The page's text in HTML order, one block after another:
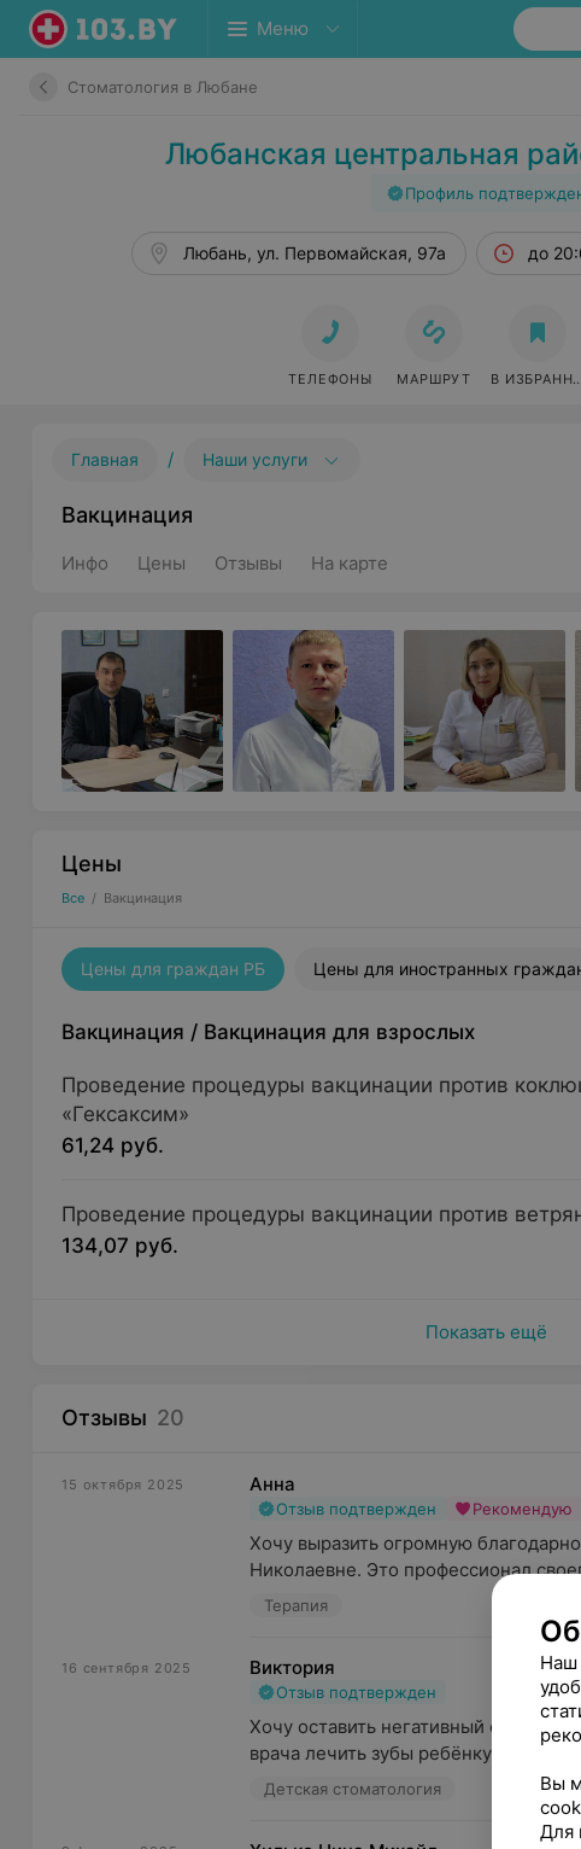
Меню
Стоматология в Любане
Любанская центральная
Профиль
Любань, ул. Первомайская, 97а до
ТЕЛЕФОНЫ МАРШРУТ В
Главная / Наши услуги
Вакцинация
Инфо Цены Отзывы На карте
Цены
Все / Вакцинация
Цены для граждан РБ Цены для иностранных
Вакцинация / Вакцинация для взрослых
Проведение процедуры вакцинации против
«Гексаксим»
61,24 руб.
Проведение процедуры вакцинации против
134,07 руб.
Показать ещё
Отзывы 20
15 октября 2025 Анна
Отзыв подтвержден Рекомендую
Хочу выразить огромную
Николаевне. Это профессионал
Терапия
16 сентября 2025 Виктория
Отзыв подтвержден
Хочу оставить негативный отзыв о
врача лечить зубы ребёнку. Какой
Детская стоматология
Наш
Вы
Для